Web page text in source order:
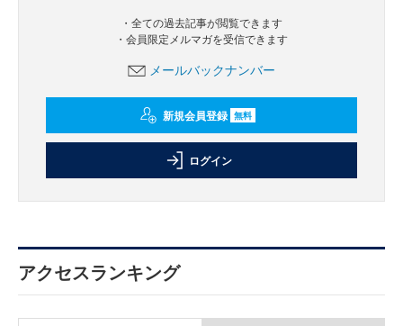
・全ての過去記事が閲覧できます
・会員限定メルマガを受信できます
メールバックナンバー
新規会員登録 無料
ログイン
アクセスランキング